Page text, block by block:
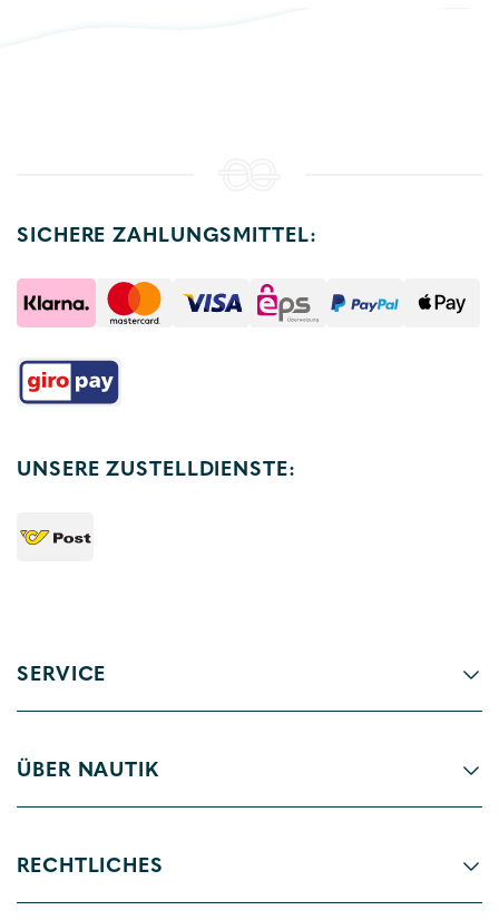
SICHERE ZAHLUNGSMITTEL:
UNSERE ZUSTELLDIENSTE:
SERVICE
ÜBER NAUTIK
RECHTLICHES